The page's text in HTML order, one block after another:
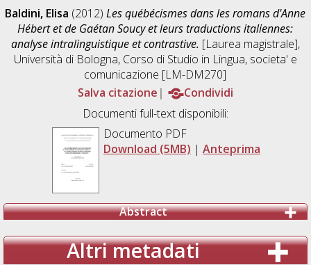
Baldini, Elisa (2012)Les québécismes dans les romans d'Anne
Hébert et de Gaétan Soucy et leurs traductions italiennes:
analyse intralinguistique et contrastive. [Laurea magistrale],
Università di Bologna, Corso di Studio in Lingua, societa' e
comunicazione [LM-DM270]
Salva citazione
Condividi
Documenti full-text disponibili:
Documento PDF
Download (5MB) | Anteprima
Abstract
Altri metadati